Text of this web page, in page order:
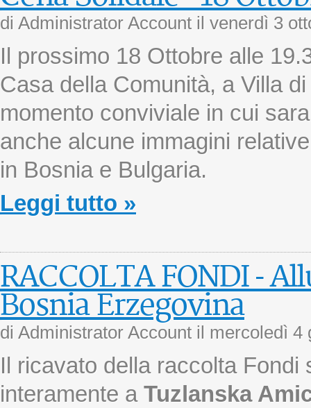
di Administrator Account il venerdì 3
Il prossimo 18 Ottobre alle
Casa della Comunità, a Villa
momento conviviale in cui
anche alcune immagini
in Bosnia e Bulgaria.
Leggi tutto »
RACCOLTA FONDI -
Bosnia Erzegovina
di Administrator Account il mercoledì 4
Il ricavato della raccolta Fondi
interamente a Tuzlanska